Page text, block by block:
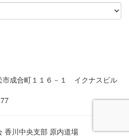
成合町１１６－１ イクナスビル
香川中央支部 原内道場